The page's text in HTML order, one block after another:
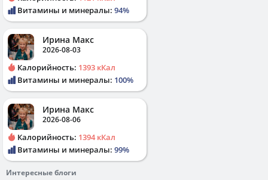
Витамины и минералы: 94%
Ирина Макс
2026-08-03
Калорийность: 1393 кКал
Витамины и минералы: 100%
Ирина Макс
2026-08-06
Калорийность: 1394 кКал
Витамины и минералы: 99%
Интересные блоги